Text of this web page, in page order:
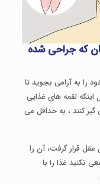
که جراحی شده
را به آرامی بجوید تا
اینکه لقمه های غذایی
کنند ، به حداقل می
قرار گرفت، آن را
نکنید غذا را با